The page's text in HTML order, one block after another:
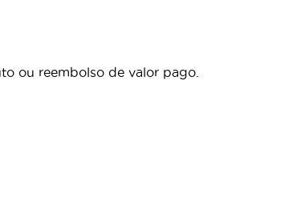
ou reembolso de valor pago.